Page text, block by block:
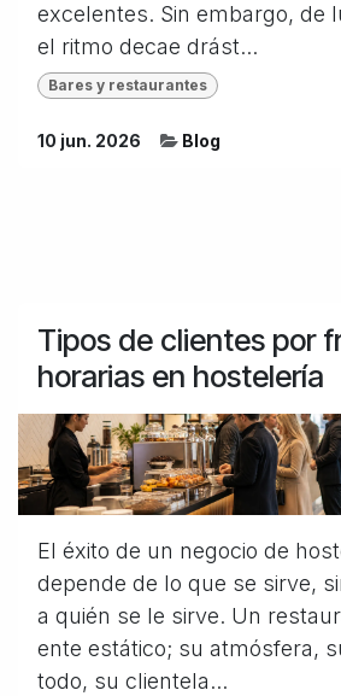
excelentes. Sin embargo, de
el ritmo decae drást...
Bares y restaurantes
10 jun. 2026 Blog
Tipos de clientes por
horarias en hostelería
El éxito de un negocio de
depende de lo que se sirve,
a quién se le sirve. Un
ente estático; su atmósfera,
todo, su clientela...